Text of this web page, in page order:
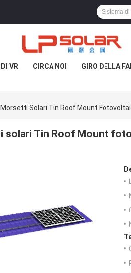
VR CIRCA NOI GIRO DELLA
Morsetti Solari Tin Roof Mount
solari Tin Roof Mount